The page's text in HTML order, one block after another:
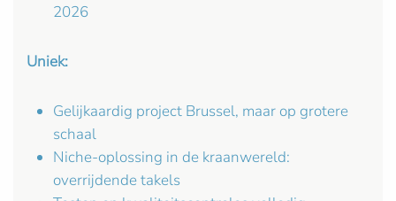
2026
Uniek:
Gelijkaardig project Brussel, maar op grotere
schaal
Niche-oplossing in de kraanwereld:
overrijdende takels